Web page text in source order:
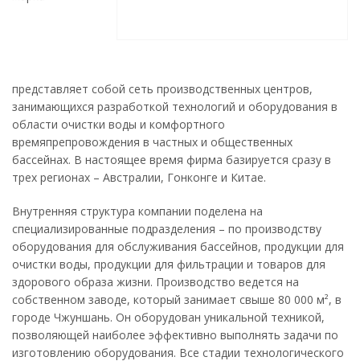
представляет собой сеть производственных центров,
занимающихся разработкой технологий и оборудования в
области очистки воды и комфортного
времяпрепровождения в частных и общественных
бассейнах. В настоящее время фирма базируется сразу в
трех регионах – Австралии, Гонконге и Китае.
Внутренняя структура компании поделена на
специализированные подразделения – по производству
оборудования для обслуживания бассейнов, продукции для
очистки воды, продукции для фильтрации и товаров для
здорового образа жизни. Производство ведется на
собственном заводе, который занимает свыше 80 000 м², в
городе Чжуншань. Он оборудован уникальной техникой,
позволяющей наиболее эффективно выполнять задачи по
изготовлению оборудования. Все стадии технологического